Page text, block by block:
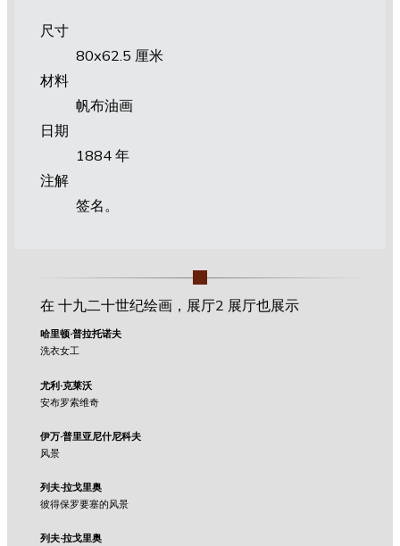
尺寸
80х62.5 厘米
材料
帆布油画
日期
1884 年
注解
签名。
在 十九二十世纪绘画，展厅2 展厅也展示
哈里顿·普拉托诺夫
洗衣女工
尤利·克莱沃
安布罗索维奇
伊万·普里亚尼什尼科夫
风景
列夫·拉戈里奥
彼得保罗要塞的风景
列夫·拉戈里奥